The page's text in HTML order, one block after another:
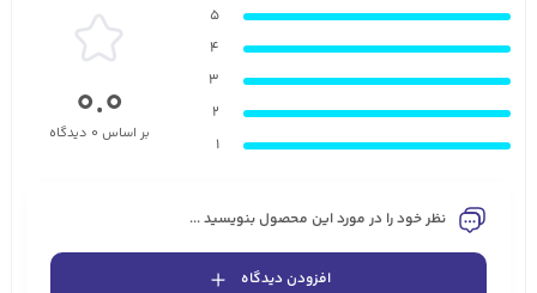
5
4
3
2
1
0.0
بر اساس 0 دیدگاه
نظر خود را در مورد این محصول بنویسید ...
افزودن دیدگاه